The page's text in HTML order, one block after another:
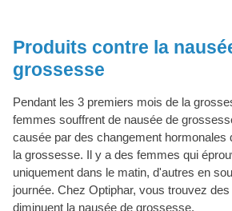
Produits contre la
grossesse
Pendant les 3 premiers mois de la
femmes souffrent de nausée de
causée par des changement hormonales
la grossesse. Il y a des femmes qui
uniquement dans le matin, d'autres en
journée. Chez Optiphar, vous trouvez
diminuent la nausée de grossesse.